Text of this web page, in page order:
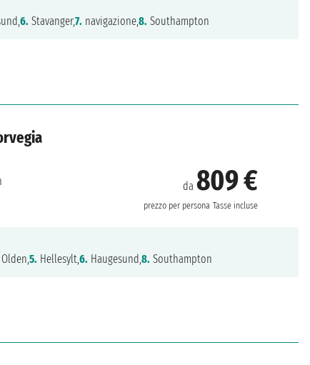
6. Stavanger,7. navigazione,8. Southampton
da809 €
prezzo per persona Tasse incluse
Olden,5. Hellesylt,6. Haugesund,8. Southampton